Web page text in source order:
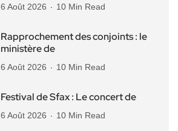
6 Août 2026 10 Min Read
Rapprochement des conjoints : le
ministère de
6 Août 2026 10 Min Read
Festival de Sfax : Le concert de
6 Août 2026 10 Min Read